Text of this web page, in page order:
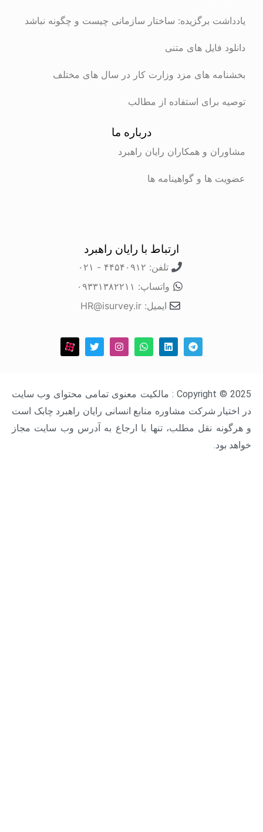
برگزیده: ساختار سازمانی چیست و چگونه نباشد
فایل های متنی
های مزد وزارت کار در سال های مختلف
استفاده از مطالب
و همکاران رایان راهبرد
و گواهینامه ها
ارتباط با رایان راهبرد
واتساپ: ۰۹۳۳۱۳۸۲۲۱۱
Copyright © 2025 : مالکیت معنوی تمامی محتوای وب سایت
شرکت مشاوره منابع انسانی رایان راهبرد چابک است
نقل مطلب، تنها با ارجاع به آدرس وب سایت مجاز